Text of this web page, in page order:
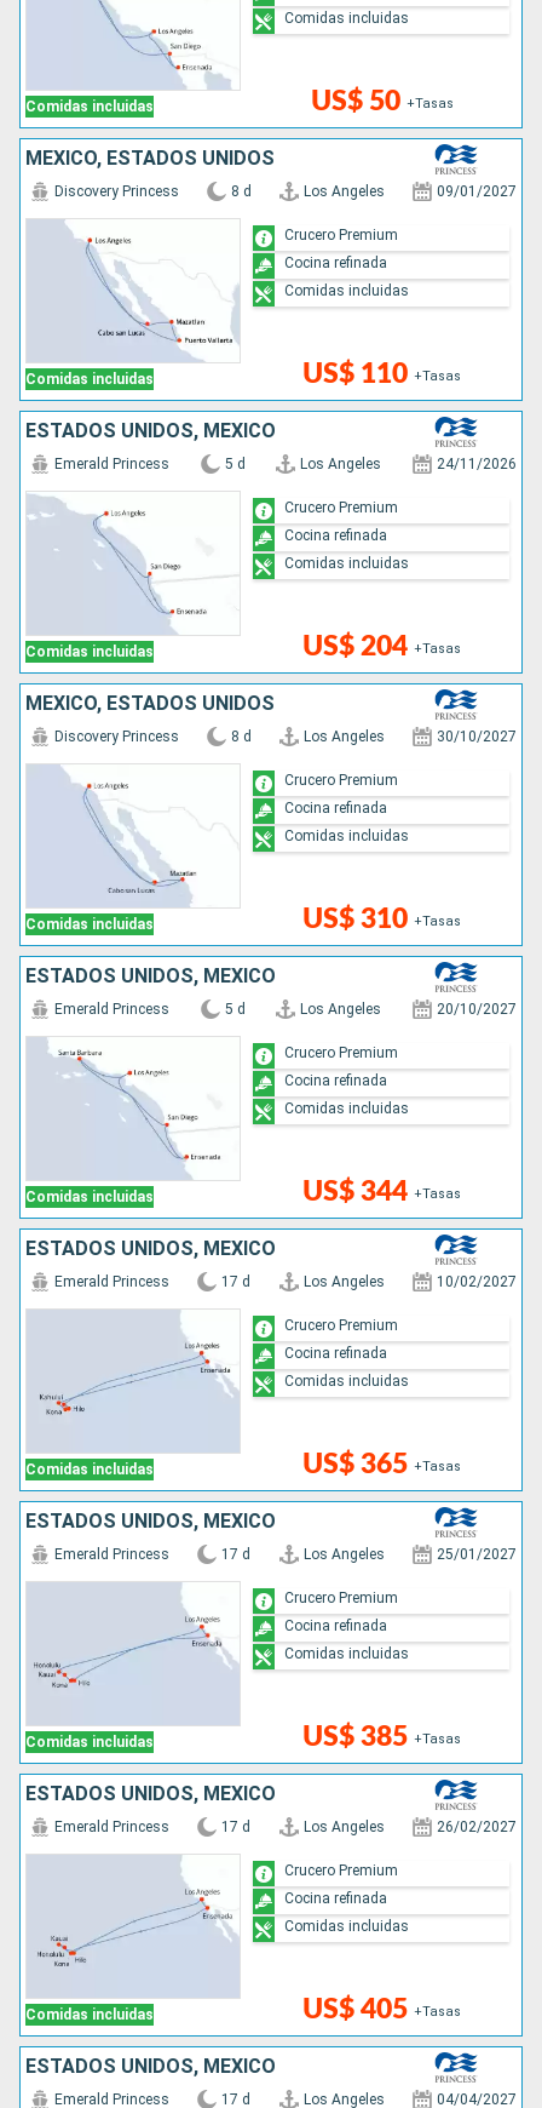
Comidas incluidas US$ 50 +Tasas
Comidas incluidas
MÉXICO, ESTADOS UNIDOS
Comidas incluidas
Discovery Princess 8 d Los Angeles 09/01/2027
US$ 110 +Tasas
Crucero Premium
Cocina refinada
Comidas incluidas
ESTADOS UNIDOS, MÉXICO
Comidas incluidas
Emerald Princess 5 d Los Angeles 24/11/2026
US$ 204 +Tasas
Crucero Premium
Cocina refinada
Comidas incluidas
MÉXICO, ESTADOS UNIDOS
Comidas incluidas
Discovery Princess 8 d Los Angeles 30/10/2027
US$ 310 +Tasas
Crucero Premium
Cocina refinada
Comidas incluidas
ESTADOS UNIDOS, MÉXICO
Comidas incluidas
Emerald Princess 5 d Los Angeles 20/10/2027
US$ 344 +Tasas
Crucero Premium
Cocina refinada
Comidas incluidas
ESTADOS UNIDOS, MÉXICO
Comidas incluidas
Emerald Princess 17 d Los Angeles 10/02/2027
US$ 365 +Tasas
Crucero Premium
Cocina refinada
Comidas incluidas
ESTADOS UNIDOS, MÉXICO
Comidas incluidas
Emerald Princess 17 d Los Angeles 25/01/2027
US$ 385 +Tasas
Crucero Premium
Cocina refinada
Comidas incluidas
ESTADOS UNIDOS, MÉXICO
Comidas incluidas
Emerald Princess 17 d Los Angeles 26/02/2027
US$ 405 +Tasas
Crucero Premium
Cocina refinada
Comidas incluidas
ESTADOS UNIDOS, MÉXICO
Emerald Princess 17 d Los Angeles 04/04/2027